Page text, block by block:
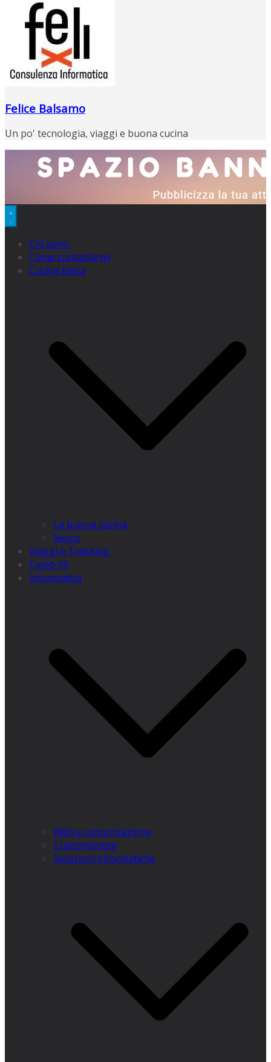
Felice Balsamo
Un po' tecnologia, viaggi e buona cucina
Chi sono
Come contattarmi
Cucina tipica
La buona cucina
5euro
Viaggi e Trekking
Covid-19
Informatica
Web e comunicazione
Criptomonete
Soluzioni informatiche